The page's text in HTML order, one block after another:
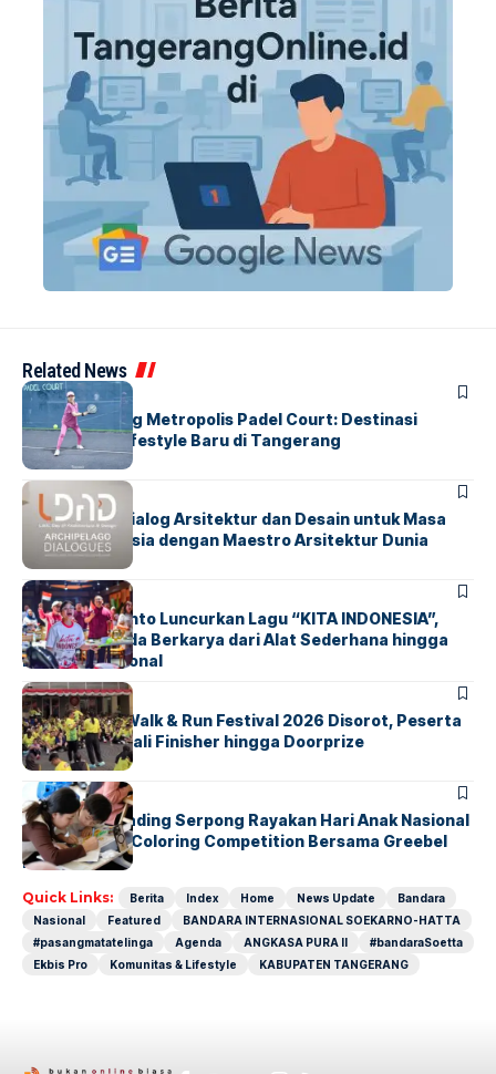
Related News
BERITAHOME
Grand Opening Metropolis Padel Court: Destinasi
Olahraga & Lifestyle Baru di Tangerang
BERITAHOME
LDAD 2026: Dialog Arsitektur dan Desain untuk Masa
Depan Indonesia dengan Maestro Arsitektur Dunia
BERITAINDEX
Marissa Sutanto Luncurkan Lagu “KITA INDONESIA”,
Ajak Anak Muda Berkarya dari Alat Sederhana hingga
Musik Tradisional
BERITAINDEX
Tangsel Fun Walk & Run Festival 2026 Disorot, Peserta
Keluhkan Medali Finisher hingga Doorprize
BERITAINDEX
Atria Hotel Gading Serpong Rayakan Hari Anak Nasional
Lewat Family Coloring Competition Bersama Greebel
Indonesia
Quick Links: Berita Index Home News Update
Bandara
Nasional
Featured
BANDARA INTERNASIONAL SOEKARNO-HATTA
#pasangmatatelinga
Agenda ANGKASA PURA II
#bandaraSoetta
Ekbis Pro
Komunitas & Lifestyle KABUPATEN TANGERANG